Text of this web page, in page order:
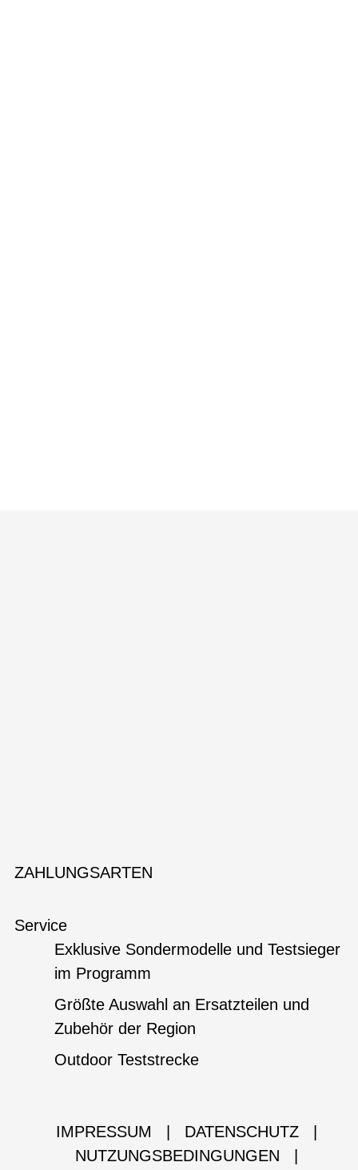
ZAHLUNGSARTEN
Service
Exklusive Sondermodelle und Testsieger
im Programm
Größte Auswahl an Ersatzteilen und
Zubehör der Region
Outdoor Teststrecke
IMPRESSUM DATENSCHUTZ
NUTZUNGSBEDINGUNGEN